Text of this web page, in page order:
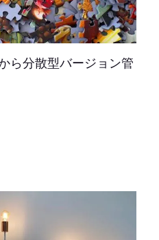
ら分散型バージョン管